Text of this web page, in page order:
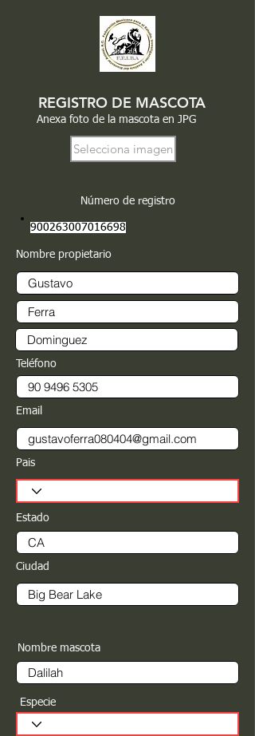
REGISTRO DE MASCOTA
Anexa foto de la mascota en JPG
Selecciona imagen
Número de registro
900263007016698
Nombre propietario
Teléfono
Email
Pais
Estado
Ciudad
Nombre mascota
Especie